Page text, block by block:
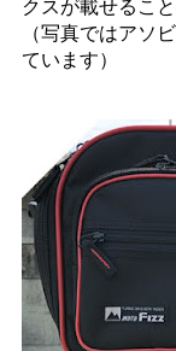
クスが載せるこ
（写真ではアソ
ています）